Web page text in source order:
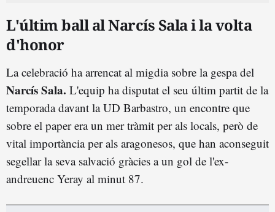
L'últim ball al Narcís Sala i la volta
d'honor
La celebració ha arrencat al migdia sobre la gespa del
Narcís Sala. L'equip ha disputat el seu últim partit de la
temporada davant la UD Barbastro, un encontre que
sobre el paper era un mer tràmit per als locals, però de
vital importància per als aragonesos, que han aconseguit
segellar la seva salvació gràcies a un gol de l'ex-
andreuenc Yeray al minut 87.